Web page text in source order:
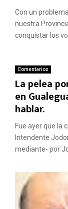
Con un
nuestra
conquistar los
Comentarios
La pelea
en
hablar.
Fue ayer que la
Intendente
mediante- por